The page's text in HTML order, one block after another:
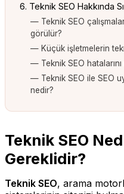
6. Teknik SEO Hakkında
— Teknik SEO
görülür?
— Küçük işletmelerin
— Teknik SEO
— Teknik SEO ile SEO
nedir?
Teknik SEO
Gereklidir?
Teknik SEO, arama